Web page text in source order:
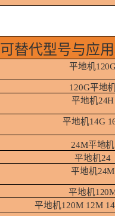
可替代型号与应
平地机
120G平地
平地机24H
平地机14G
24M平地机
平地机24
平地机24M
平地机
平地机120M 12M